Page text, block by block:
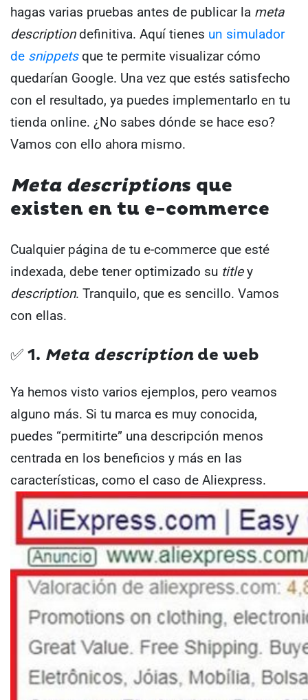
hagas varias pruebas antes de publicar la meta
descriptiondefinitiva. Aquí tienes un simulador
de snippetsque te permite visualizar cómo
quedarían Google. Una vez que estés satisfecho
con el resultado, ya puedes implementarlo en tu
tienda online. ¿No sabes dónde se hace eso?
Vamos con ello ahora mismo.
Meta descriptions que
existen en tu e-commerce
Cualquier página de tu e-commerce que esté
indexada, debe tener optimizado su titley
description. Tranquilo, que es sencillo. Vamos
con ellas.
✅ 1. Meta descriptionde web
Ya hemos visto varios ejemplos, pero veamos
alguno más. Si tu marca es muy conocida,
puedes “permitirte” una descripción menos
centrada en los beneficios y más en las
características, como el caso de Aliexpress.